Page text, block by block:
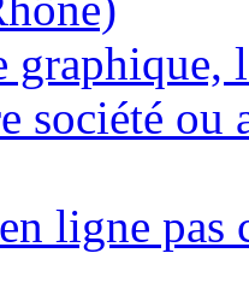
graphique,
société ou
ligne pas